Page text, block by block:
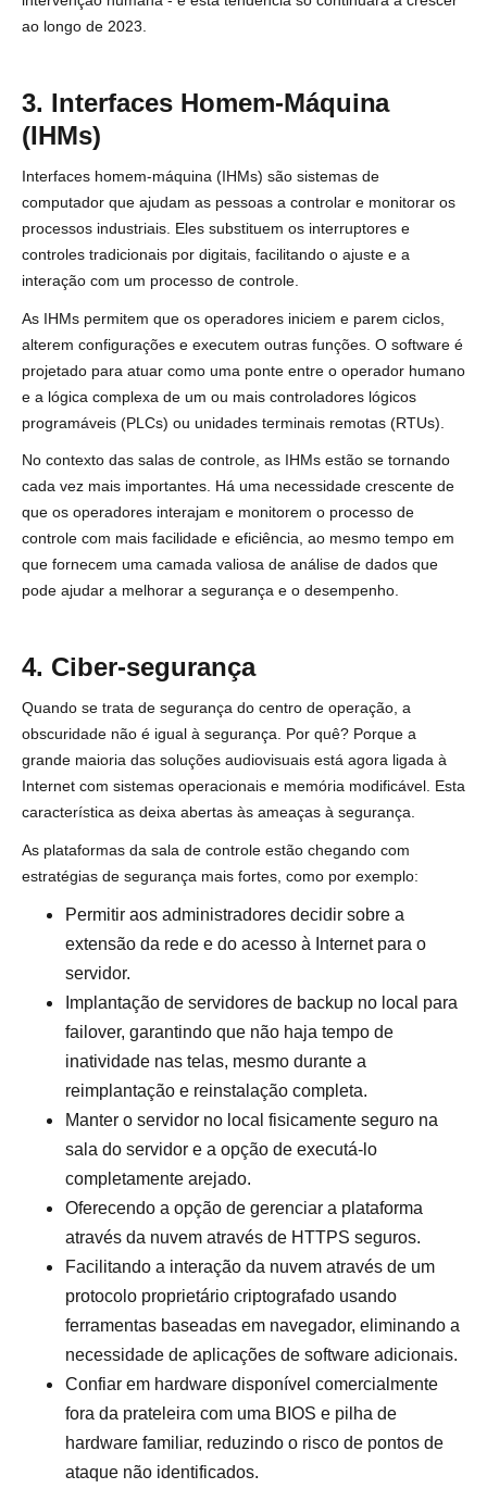
ao longo de 2023.
3. Interfaces Homem-Máquina
(IHMs)
Interfaces homem-máquina (IHMs) são sistemas de
computador que ajudam as pessoas a controlar e monitorar os
processos industriais. Eles substituem os interruptores e
controles tradicionais por digitais, facilitando o ajuste e a
interação com um processo de controle.
As IHMs permitem que os operadores iniciem e parem ciclos,
alterem configurações e executem outras funções. O software é
projetado para atuar como uma ponte entre o operador humano
e a lógica complexa de um ou mais controladores lógicos
programáveis (PLCs) ou unidades terminais remotas (RTUs).
No contexto das salas de controle, as IHMs estão se tornando
cada vez mais importantes. Há uma necessidade crescente de
que os operadores interajam e monitorem o processo de
controle com mais facilidade e eficiência, ao mesmo tempo em
que fornecem uma camada valiosa de análise de dados que
pode ajudar a melhorar a segurança e o desempenho.
4. Ciber-segurança
Quando se trata de segurança do centro de operação, a
obscuridade não é igual à segurança. Por quê? Porque a
grande maioria das soluções audiovisuais está agora ligada à
Internet com sistemas operacionais e memória modificável. Esta
característica as deixa abertas às ameaças à segurança.
As plataformas da sala de controle estão chegando com
estratégias de segurança mais fortes, como por exemplo:
Permitir aos administradores decidir sobre a
extensão da rede e do acesso à Internet para o
servidor.
Implantação de servidores de backup no local para
failover, garantindo que não haja tempo de
inatividade nas telas, mesmo durante a
reimplantação e reinstalação completa.
Manter o servidor no local fisicamente seguro na
sala do servidor e a opção de executá-lo
completamente arejado.
Oferecendo a opção de gerenciar a plataforma
através da nuvem através de HTTPS seguros.
Facilitando a interação da nuvem através de um
protocolo proprietário criptografado usando
ferramentas baseadas em navegador, eliminando a
necessidade de aplicações de software adicionais.
Confiar em hardware disponível comercialmente
fora da prateleira com uma BIOS e pilha de
hardware familiar, reduzindo o risco de pontos de
ataque não identificados.